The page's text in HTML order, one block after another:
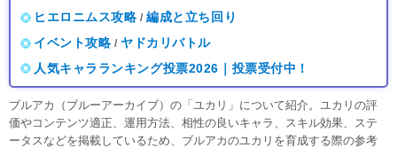
ヒエロニムス攻略 / 編成と立ち回り
イベント攻略 / ヤドカリバトル
人気キャラランキング投票2026｜投票受付中！
ブルアカ（ブルーアーカイブ）の「ユカリ」について紹介。ユカリの評
価やコンテンツ適正、運用方法、相性の良いキャラ、スキル効果、ステ
ータスなどを掲載しているため、ブルアカのユカリを育成する際の参考